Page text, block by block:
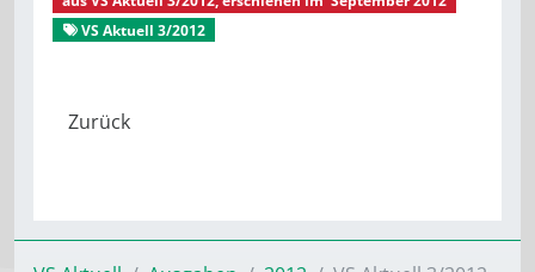
VS Aktuell 3/2012